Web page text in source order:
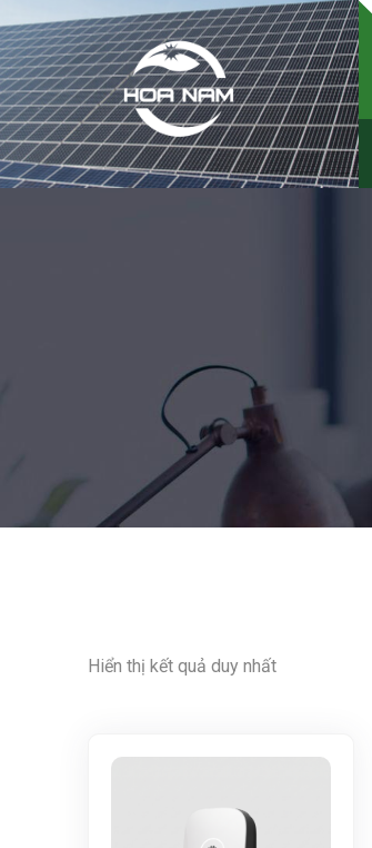
Hiển thị kết quả duy nhất